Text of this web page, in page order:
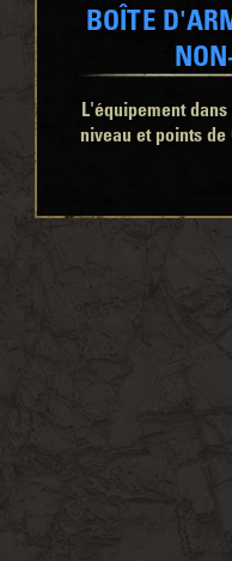
BOÎTE
L'équipement
niveau et points